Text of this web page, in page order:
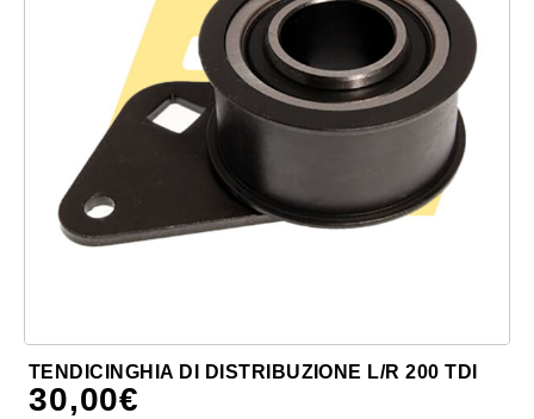
TENDICINGHIA DI DISTRIBUZIONE L/R 200 TDI
30,00€